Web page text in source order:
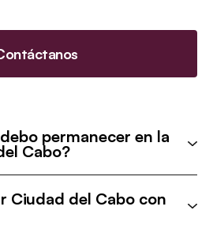
permanecer en la
Cabo?
Ciudad del Cabo con